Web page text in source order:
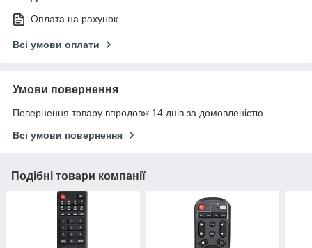
Оплата на рахунок
Всі умови оплати
Умови повернення
Повернення товару впродовж 14 днів за домовленістю
Всі умови повернення
Подібні товари компанії